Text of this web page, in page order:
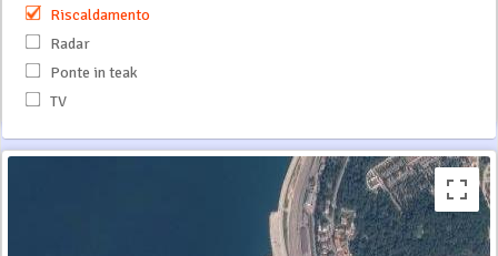
Riscaldamento
Radar
Ponte in teak
TV